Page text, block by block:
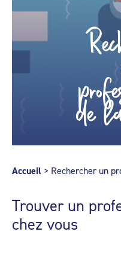
de
Accueil > Rechercher un
Trouver un
chez vous